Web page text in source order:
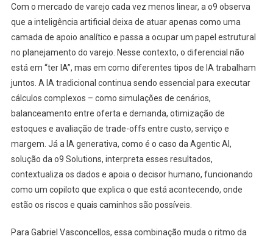
Com o mercado de varejo cada vez menos linear, a o9 observa
que a inteligência artificial deixa de atuar apenas como uma
camada de apoio analítico e passa a ocupar um papel estrutural
no planejamento do varejo. Nesse contexto, o diferencial não
está em “ter IA”, mas em como diferentes tipos de IA trabalham
juntos. A IA tradicional continua sendo essencial para executar
cálculos complexos – como simulações de cenários,
balanceamento entre oferta e demanda, otimização de
estoques e avaliação de trade-offs entre custo, serviço e
margem. Já a IA generativa, como é o caso da Agentic AI,
solução da o9 Solutions, interpreta esses resultados,
contextualiza os dados e apoia o decisor humano, funcionando
como um copiloto que explica o que está acontecendo, onde
estão os riscos e quais caminhos são possíveis.
Para Gabriel Vasconcellos, essa combinação muda o ritmo da